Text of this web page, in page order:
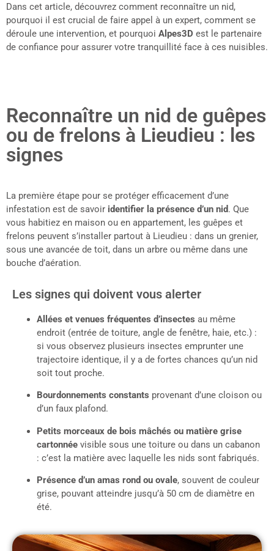
Dans cet article, découvrez comment reconnaître un nid,
pourquoi il est crucial de faire appel à un expert, comment se
déroule une intervention, et pourquoi Alpes3D est le partenaire
de confiance pour assurer votre tranquillité face à ces nuisibles.
Reconnaître un nid de guêpes
ou de frelons à Lieudieu : les
signes
La première étape pour se protéger efficacement d’une
infestation est de savoir identifier la présence d’un nid. Que
vous habitiez en maison ou en appartement, les guêpes et
frelons peuvent s’installer partout à Lieudieu : dans un grenier,
sous une avancée de toit, dans un arbre ou même dans une
bouche d’aération.
Les signes qui doivent vous alerter
Allées et venues fréquentes d’insectes au même
endroit (entrée de toiture, angle de fenêtre, haie, etc.) :
si vous observez plusieurs insectes emprunter une
trajectoire identique, il y a de fortes chances qu’un nid
soit tout proche.
Bourdonnements constants provenant d’une cloison ou
d’un faux plafond.
Petits morceaux de bois mâchés ou matière grise
cartonnée visible sous une toiture ou dans un cabanon
: c’est la matière avec laquelle les nids sont fabriqués.
Présence d’un amas rond ou ovale, souvent de couleur
grise, pouvant atteindre jusqu’à 50 cm de diamètre en
été.